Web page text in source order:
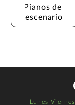
Pianos de
escenario
Lunes-Viernes